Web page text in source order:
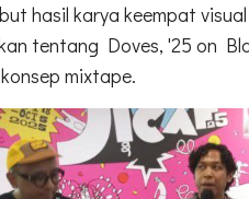
hasil karya keempat
tentang Doves, '25 on
mixtape.